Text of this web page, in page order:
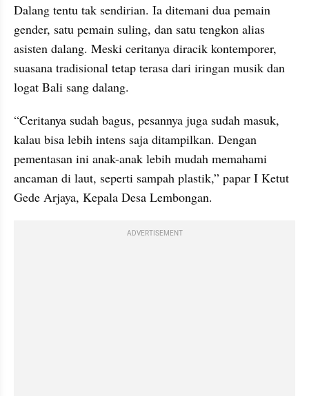
Dalang tentu tak sendirian. Ia ditemani dua pemain
gender, satu pemain suling, dan satu tengkon alias
asisten dalang. Meski ceritanya diracik kontemporer,
suasana tradisional tetap terasa dari iringan musik dan
logat Bali sang dalang.
“Ceritanya sudah bagus, pesannya juga sudah masuk,
kalau bisa lebih intens saja ditampilkan. Dengan
pementasan ini anak-anak lebih mudah memahami
ancaman di laut, seperti sampah plastik,” papar I Ketut
Gede Arjaya, Kepala Desa Lembongan.
ADVERTISEMENT